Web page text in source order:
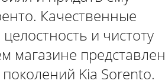
Качественные
и чистоту
магазине представлен
Kia Sorento.